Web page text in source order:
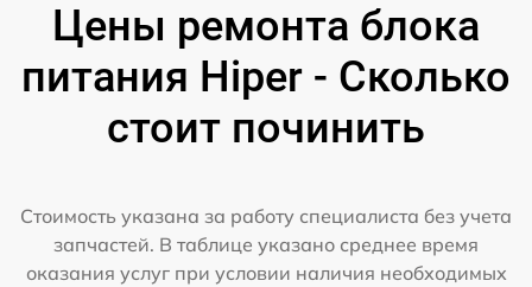
Цены ремонта блока
питания Hiper - Сколько
стоит починить
Стоимость указана за работу специалиста без учета
запчастей. В таблице указано среднее время
оказания услуг при условии наличия необходимых